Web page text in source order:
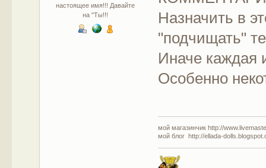
настоящее имя!!! Давайте
на "Ты!!!
Назначить в
"подчищать"
Иначе
Особенно
мой магазинчик http://
мой блог http://ellada-